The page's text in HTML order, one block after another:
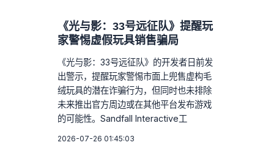
《光与影：33号远征队》提醒玩
家警惕虚假玩具销售骗局
《光与影：33号远征队》的开发者日前发
出警示，提醒玩家警惕市面上兜售虚构毛
绒玩具的潜在诈骗行为，但同时也未排除
未来推出官方周边或在其他平台发布游戏
的可能性。Sandfall Interactive工
2026-07-26 01:45:03